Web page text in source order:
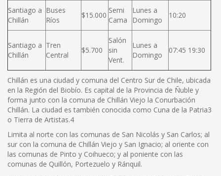
Santiago a
Chillán
Buses
Ríos
$15.000
Semi
Cama
Lunes a
Domingo
10:20
Santiago a
Chillán
Tren
Central
$5.700
Salón
sin
Vent.
Lunes a
Domingo
07:45 19:30
Chillán es una ciudad y comuna del Centro Sur de Chile, ubicada
en la Región del Biobío. Es capital de la Provincia de Ñuble y
forma junto con la comuna de Chillán Viejo la Conurbación
Chillán. La ciudad es también conocida como Cuna de la Patria3
o Tierra de Artistas.4
Limita al norte con las comunas de San Nicolás y San Carlos; al
sur con la comuna de Chillán Viejo y San Ignacio; al oriente con
las comunas de Pinto y Coihueco; y al poniente con las
comunas de Quillón, Portezuelo y Ránquil.